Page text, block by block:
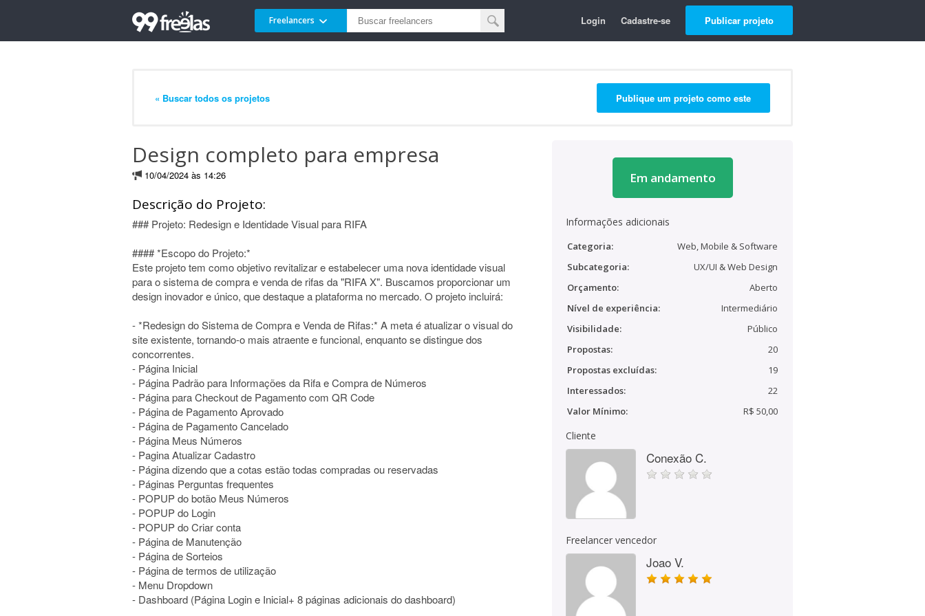
Freelancers Login Cadastre-se Publicar projeto
« Buscar todos os projetos Publique um projeto como este
Design completo para empresa
10/04/2024 às 14:26
Descrição do Projeto:
### Projeto: Redesign e Identidade Visual para RIFA
#### *Escopo do Projeto:*
Este projeto tem como objetivo revitalizar e estabelecer uma nova identidade visual
para o sistema de compra e venda de rifas da "RIFA X". Buscamos proporcionar um
design inovador e único, que destaque a plataforma no mercado. O projeto incluirá:
- *Redesign do Sistema de Compra e Venda de Rifas:* A meta é atualizar o visual do
site existente, tornando-o mais atraente e funcional, enquanto se distingue dos
concorrentes.
- Página Inicial
- Página Padrão para Informações da Rifa e Compra de Números
- Página para Checkout de Pagamento com QR Code
- Página de Pagamento Aprovado
- Página de Pagamento Cancelado
- Página Meus Números
- Pagina Atualizar Cadastro
- Página dizendo que a cotas estão todas compradas ou reservadas
- Páginas Perguntas frequentes
- POPUP do botão Meus Números
- POPUP do Login
- POPUP do Criar conta
- Página de Manutenção
- Página de Sorteios
- Página de termos de utilização
- Menu Dropdown
- Dashboard (Página Login e Inicial+ 8 páginas adicionais do dashboard)
Em andamento
Informações adicionais
Categoria:
Web, Mobile & Software
Subcategoria:
UX/UI & Web Design
Orçamento:
Aberto
Nível de experiência:
Intermediário
Visibilidade:
Público
Propostas:
20
Propostas excluídas:
19
Interessados:
22
Valor Mínimo:
R$ 50,00
Cliente
Conexão C.
Freelancer vencedor
Joao V.